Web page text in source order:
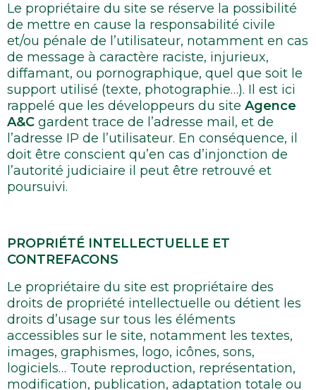
Le propriétaire du site se réserve la possibilité
de mettre en cause la responsabilité civile
et/ou pénale de l’utilisateur, notamment en cas
de message à caractère raciste, injurieux,
diffamant, ou pornographique, quel que soit le
support utilisé (texte, photographie…). Il est ici
rappelé que les développeurs du site Agence
A&C gardent trace de l’adresse mail, et de
l’adresse IP de l’utilisateur. En conséquence, il
doit être conscient qu’en cas d’injonction de
l’autorité judiciaire il peut être retrouvé et
poursuivi.
PROPRIÉTÉ INTELLECTUELLE ET
CONTREFACONS
Le propriétaire du site est propriétaire des
droits de propriété intellectuelle ou détient les
droits d’usage sur tous les éléments
accessibles sur le site, notamment les textes,
images, graphismes, logo, icônes, sons,
logiciels… Toute reproduction, représentation,
modification, publication, adaptation totale ou